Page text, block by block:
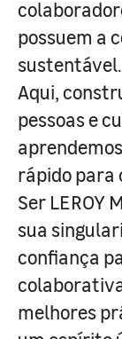
possuem a
sustentável.
Aqui,
pessoas e
rápido para
Ser LEROY
sua
confiança
melhores